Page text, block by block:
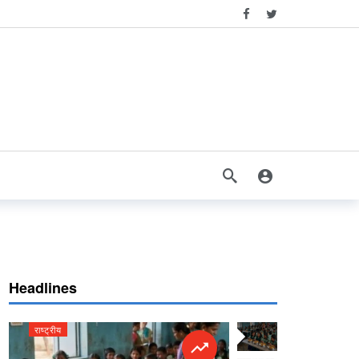
Headlines
राष्ट्रीय राष्ट्रीय